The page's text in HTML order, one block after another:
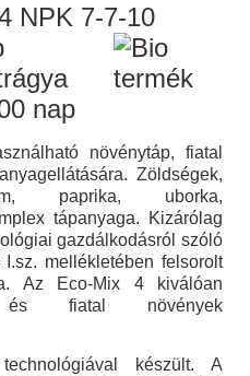
NPK 7-7-10
nap
növénytáp, fiatal
Zöldségek,
paprika, uborka,
tápanyaga. Kizárólag
gazdálkodásról szóló
mellékletében felsorolt
Az Eco-Mix 4 kiválóan
és fiatal növények
készült. A